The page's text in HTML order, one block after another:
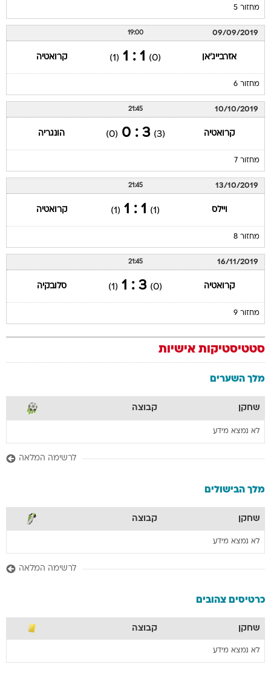
מחזור 5
09/09/2019
19:00
אזרבייג'אן (0)
1 : 1
(1) קרואטיה
מחזור 6
10/10/2019
21:45
קרואטיה (3)
3 : 0
(0) הונגריה
מחזור 7
13/10/2019
21:45
ויילס (1)
1 : 1
(1) קרואטיה
מחזור 8
16/11/2019
21:45
קרואטיה (0)
3 : 1
(1) סלובקיה
מחזור 9
סטטיסטיקות אישיות
מלך השערים
שחקן קבוצה
לא נמצא מידע
לרשימה המלאה
מלך הבישולים
שחקן קבוצה
לא נמצא מידע
לרשימה המלאה
כרטיסים צהובים
שחקן קבוצה
לא נמצא מידע